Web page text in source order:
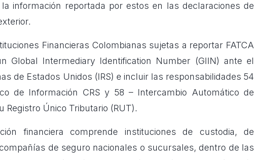
información reportada por estos en las declaraciones de
Financieras Colombianas sujetas a reportar FATCA
Global Intermediary Identification Number (GIIN) ante el
de Estados Unidos (IRS) e incluir las responsabilidades 54
de Información CRS y 58 – Intercambio Automático de
Registro Único Tributario (RUT).
financiera comprende instituciones de custodia, de
de seguro nacionales o sucursales, dentro de las